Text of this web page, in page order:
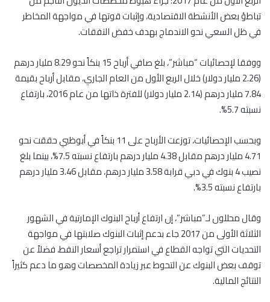
تباطؤ بعض الأنشطة الاقتصادية، وإثبات قوتها في مواجهة المخاطر
في ظل السعي نحو الاندماج بهدف خفض النفقات.
ووفقا لإحصائيات “مباشر”، بلغ صافي أرباح 15 بنكاً نحو 8.29 مليار درهم
(2.26 مليار دولار) خلال الربع الأول من العام الجاري، مقابل أرباح بقيمة
7.84 مليار درهم (2.14 مليار دولار) للفترة ذاتها من عام 2016، بارتفاع
نسبته 5.7%.
وبحسب الإحصائيات، توزعت الأرباح على 11 بنكاً في أبوظبي حققت نحو
4.71 مليار درهم مقابل 4.38 مليار درهم بارتفاع نسبته 7.5%، بينما بلغ
نصيب 4 بنوك في دبي قرابة 3.58 مليار درهم، مقابل 3.46 مليار درهم
بارتفاع نسبته 3.5%.
وقال محللون لـ”مباشر”، إن ارتفاع أرباح البنوك الإمارتية في الشهور
الثلاثة الأولى من 2017 جاء بدعم إثبات البنوك صلابتها في مواجهة
التحديات التي تواجه القطاع في استمرار تراجع أسعار النفط، فضلاً عن
توقف بعض البنوك عن التحوط عبر زيادة المخصصات وهو ما دعم كثيراً
النتائج المالية.